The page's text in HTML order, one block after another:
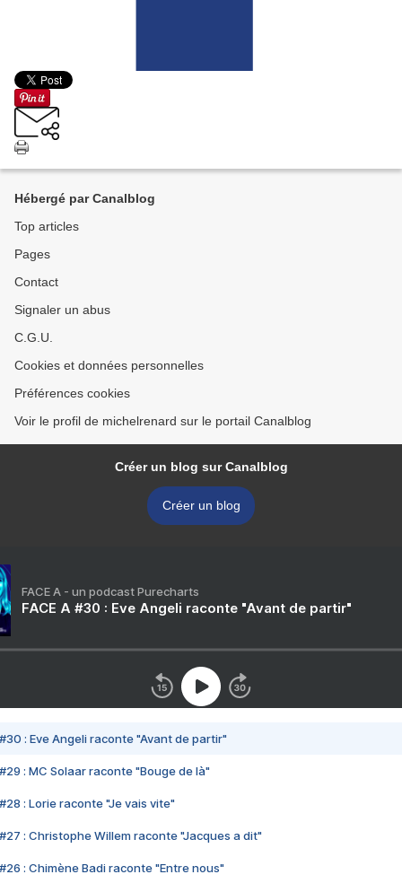
Hébergé par Canalblog
Top articles
Pages
Contact
Signaler un abus
C.G.U.
Cookies et données personnelles
Préférences cookies
Voir le profil de michelrenard sur le portail Canalblog
Créer un blog sur Canalblog
Créer un blog
FACE A - un podcast Purecharts
FACE A #30 : Eve Angeli raconte "Avant de partir"
#30 : Eve Angeli raconte "Avant de partir"
#29 : MC Solaar raconte "Bouge de là"
#28 : Lorie raconte "Je vais vite"
#27 : Christophe Willem raconte "Jacques a dit"
#26 : Chimène Badi raconte "Entre nous"